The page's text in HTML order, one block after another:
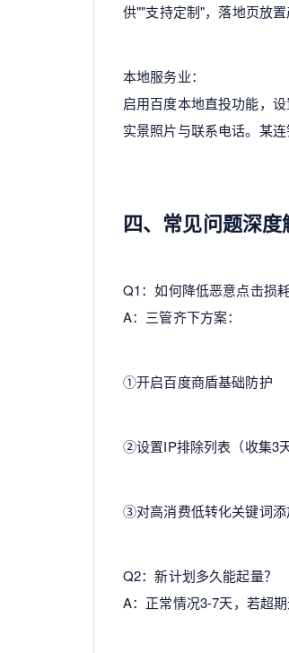
供""支持定制"，落地页放
本地服务业：
启用百度本地直投功能，
实景照片与联系电话。某
四、常见问题深度
Q1：如何降低恶意点击损耗
A：三管齐下方案：
①开启百度商盾基础防护
②设置IP排除列表（收集3
③对高消费低转化关键词添
Q2：新计划多久能起量？
A：正常情况3-7天，若超期